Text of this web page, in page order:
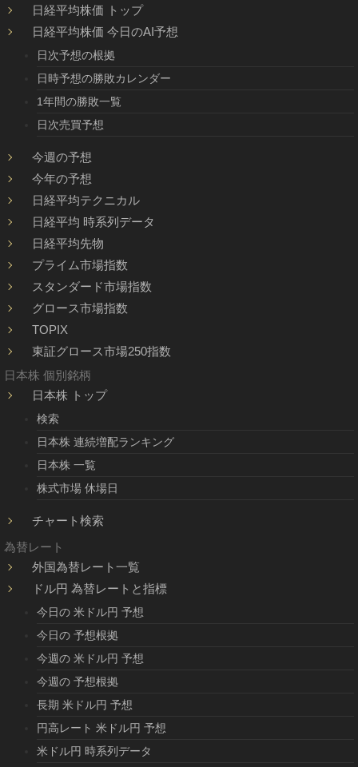
日経平均株価 トップ
日経平均株価 今日のAI予想
日次予想の根拠
日時予想の勝敗カレンダー
1年間の勝敗一覧
日次売買予想
今週の予想
今年の予想
日経平均テクニカル
日経平均 時系列データ
日経平均先物
プライム市場指数
スタンダード市場指数
グロース市場指数
TOPIX
東証グロース市場250指数
日本株 個別銘柄
日本株 トップ
検索
日本株 連続増配ランキング
日本株 一覧
株式市場 休場日
チャート検索
為替レート
外国為替レート一覧
ドル円 為替レートと指標
今日の 米ドル円 予想
今日の 予想根拠
今週の 米ドル円 予想
今週の 予想根拠
長期 米ドル円 予想
円高レート 米ドル円 予想
米ドル円 時系列データ